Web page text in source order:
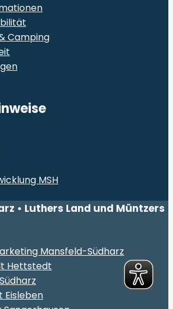
Camping
MSH
• Luthers Land und Müntzers